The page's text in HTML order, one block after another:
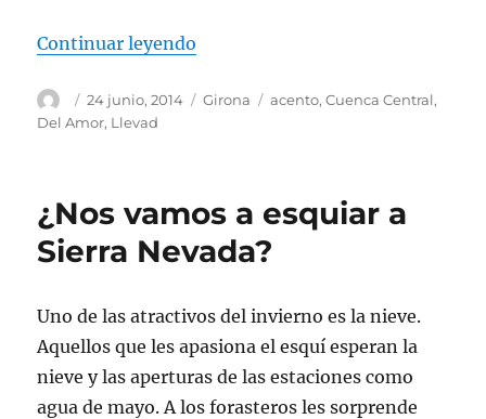
Continuar leyendo
Autor
Publicado
el
24 junio, 2014 Categorías
Girona Etiquetas
acento,Cuenca Central,
Del Amor, Llevad
¿Nos vamos a esquiar a
Sierra Nevada?
Uno de las atractivos del invierno es la nieve.
Aquellos que les apasiona el esquí esperan la
nieve y las aperturas de las estaciones como
agua de mayo. A los forasteros les sorprende